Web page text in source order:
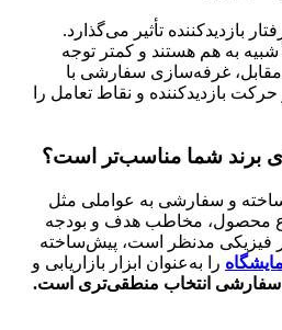
بازدیدکننده تأثیر می‌گذارد.
به هم هستند و کمتر توجه
غرفه‌سازی سفارشی با
بازدیدکننده و نقاط تعامل را
برند شما مناسب‌تر است؟
و سفارشی به عواملی مثل
محصول، مخاطب هدف و بودجه
فیزیکی مدنظر است، پیش‌ساخته
را به‌عنوان ابزار بازاریابی و
انتخاب منطقی‌تری است.